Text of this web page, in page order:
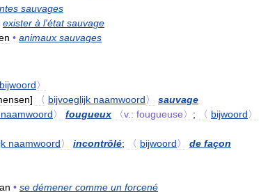
sauvages
exister à l'état sauvage
• animaux sauvages
bijwoord〉
] 〈 bijvoeglijk naamwoord〉
sauvage
naamwoord〉 fougueux 〈v.: fougueuse〉 ; 〈 bijwoord〉
naamwoord〉 incontrôlé; 〈 bijwoord〉 de façon
• se démener comme un forcené